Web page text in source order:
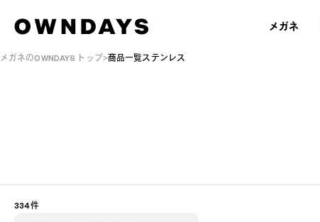
メガネ
メガネのOWNDAYS トップ 商品一覧ステンレス
334 件